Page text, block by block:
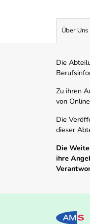
Über Uns
Die
Zu ihren
von
Die
dieser
Die
ihre